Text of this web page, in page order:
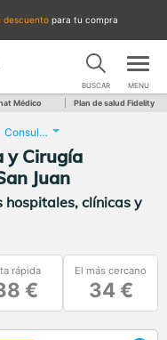
descuento para tu compra
BUSCAR MENU
Médico Plan de salud Fidelity
Consulta de Traumatología y Cirugía Ortopédica
y Cirugía
Juan
hospitales, clínicas y
rápida
€
El más cercano
34 €